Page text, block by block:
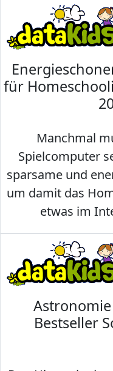
für
Manchmal
Spielcomputer
sparsame und
um damit das
etwas im
Bestseller